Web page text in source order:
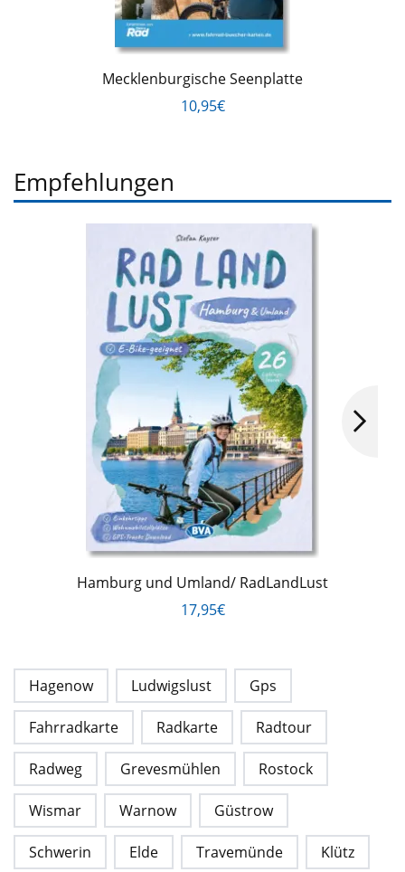
Mecklenburgische Seenplatte
10,95€
Empfehlungen
Hamburg und Umland/ RadLandLust
17,95€
Hagenow Ludwigslust Gps
Fahrradkarte Radkarte Radtour
Radweg Grevesmühlen Rostock
Wismar Warnow Güstrow
Schwerin Elde Travemünde Klütz